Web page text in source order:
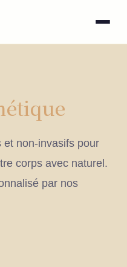
et non-invasifs pour
corps avec naturel.
par nos